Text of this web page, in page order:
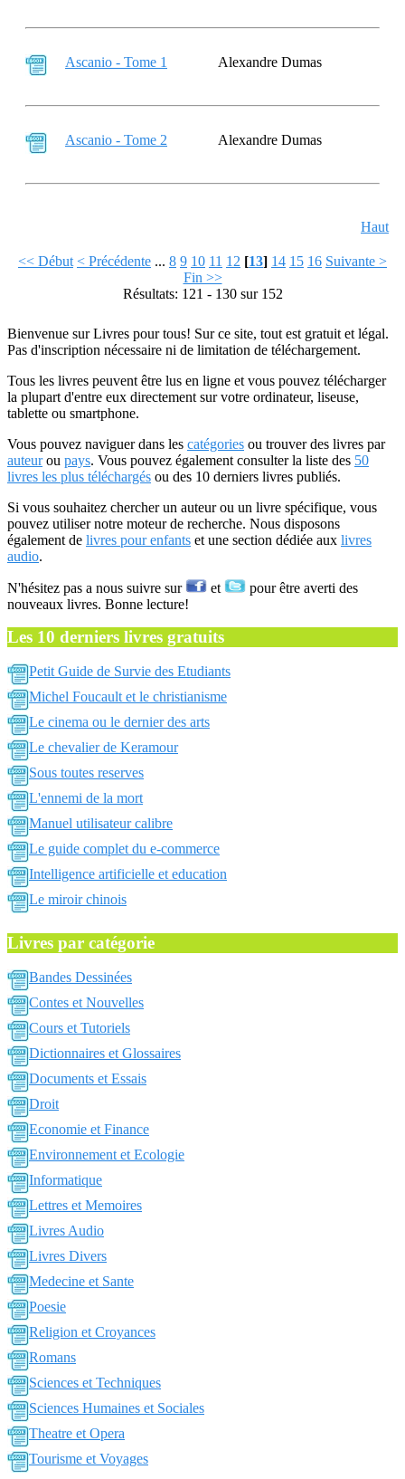
Ascanio - Tome 1 Alexandre Dumas
Ascanio - Tome 2 Alexandre Dumas
Haut
<< Début < Précédente ... 8 9 10 11 12 [13] 14 15 16 Suivante >
Fin >>
Résultats: 121 - 130 sur 152
Bienvenue sur Livres pour tous! Sur ce site, tout est gratuit et légal.
Pas d'inscription nécessaire ni de limitation de téléchargement.
Tous les livres peuvent être lus en ligne et vous pouvez télécharger
la plupart d'entre eux directement sur votre ordinateur, liseuse,
tablette ou smartphone.
Vous pouvez naviguer dans les catégories ou trouver des livres par
auteurou pays. Vous pouvez également consulter la liste des 50
livres les plus téléchargés ou des 10 derniers livres publiés.
Si vous souhaitez chercher un auteur ou un livre spécifique, vous
pouvez utiliser notre moteur de recherche. Nous disposons
également de livres pour enfants et une section dédiée aux livres
audio.
N'hésitez pas a nous suivre sur et
pour être averti des
nouveaux livres. Bonne lecture!
Les 10 derniers livres gratuits
Petit Guide de Survie des Etudiants
Michel Foucault et le christianisme
Le cinema ou le dernier des arts
Le chevalier de Keramour
Sous toutes reserves
L'ennemi de la mort
Manuel utilisateur calibre
Le guide complet du e-commerce
Intelligence artificielle et education
Le miroir chinois
Livres par catégorie
Bandes Dessinées
Contes et Nouvelles
Cours et Tutoriels
Dictionnaires et Glossaires
Documents et Essais
Droit
Economie et Finance
Environnement et Ecologie
Informatique
Lettres et Memoires
Livres Audio
Livres Divers
Medecine et Sante
Poesie
Religion et Croyances
Romans
Sciences et Techniques
Sciences Humaines et Sociales
Theatre et Opera
Tourisme et Voyages